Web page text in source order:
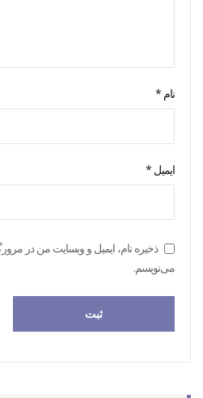
نام *
ایمیل *
ذخیره نام، ایمیل و وبسایت من در
می‌نویسم.